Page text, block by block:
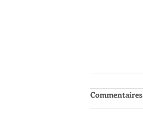
Commentaires